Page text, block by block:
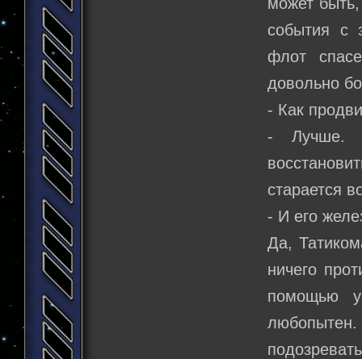
события с
флот
довольно
- Как
- Лучше.
старается
- И его
Да,
ничего
помощью